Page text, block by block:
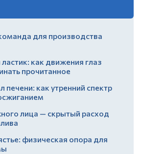
для производства
как движения глаз
прочитанное
печени: как утренний спектр
лица — скрытый расход
физическая опора для